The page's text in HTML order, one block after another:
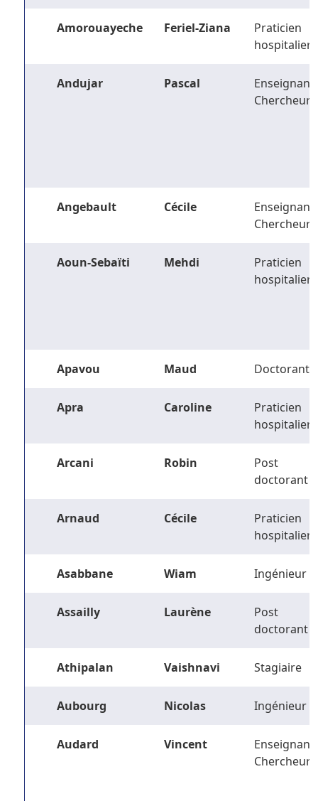
Amorouayeche Feriel-Ziana
Praticien
hospitalier
Andujar Pascal
Enseignant-
Chercheur
Angebault Cécile
Enseignant-
Chercheur
Aoun-Sebaïti Mehdi
Praticien
hospitalier
Apavou Maud Doctorant
Apra Caroline
Praticien
hospitalier
Arcani Robin
Post
doctorant
Arnaud Cécile
Praticien
hospitalier
Asabbane Wiam Ingénieur
Assailly Laurène
Post
doctorant
Athipalan Vaishnavi Stagiaire
Aubourg Nicolas Ingénieur
Audard Vincent
Enseignant-
Chercheur